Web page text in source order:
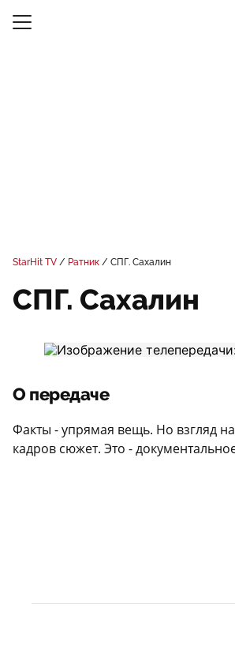
StarHit TV Ратник СПГ. Сахалин
СПГ. Сахалин
О передаче
Факты - упрямая вещь. Но взгляд
кадров сюжет. Это -